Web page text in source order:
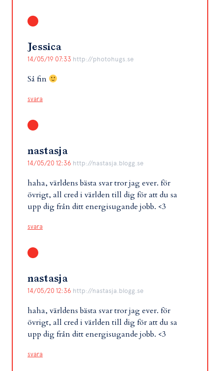
Jessica
14/05/19 07:33 http://photohugs.se
Så fin
svara
nastasja
14/05/20 12:36 http://nastasja.blogg.se
haha, världens bästa svar tror jag ever. för
övrigt, all cred i världen till dig för att du sa
upp dig från ditt energisugande jobb. <3
svara
nastasja
14/05/20 12:36 http://nastasja.blogg.se
haha, världens bästa svar tror jag ever. för
övrigt, all cred i världen till dig för att du sa
upp dig från ditt energisugande jobb. <3
svara